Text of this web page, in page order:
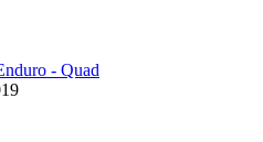
- Quad